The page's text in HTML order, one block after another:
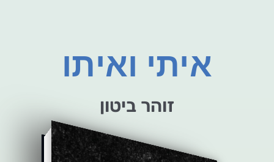
איתי ואיתו
זוהר ביטון